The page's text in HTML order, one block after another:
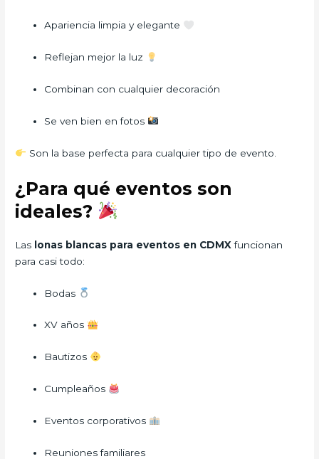
Apariencia limpia y elegante
Reflejan mejor la luz
Combinan con cualquier decoración
Se ven bien en fotos
Son la base perfecta para cualquier tipo de evento.
¿Para qué eventos son
ideales?
Las lonas blancas para eventos en CDMXfuncionan
para casi todo:
Bodas
XV años
Bautizos
Cumpleaños
Eventos corporativos
Reuniones familiares